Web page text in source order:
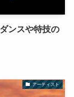
ンスや特技の
アーティスト